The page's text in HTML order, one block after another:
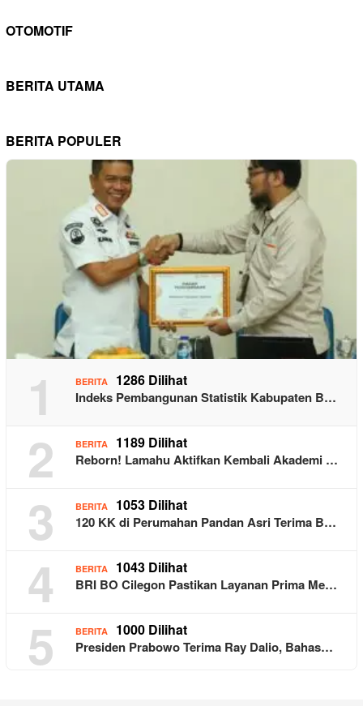
OTOMOTIF
BERITA UTAMA
BERITA POPULER
1 BERITA 1286 Dilihat
Indeks Pembangunan Statistik Kabupaten B…
2 BERITA 1189 Dilihat
Reborn! Lamahu Aktifkan Kembali Akademi …
3 BERITA 1053 Dilihat
120 KK di Perumahan Pandan Asri Terima B…
4 BERITA 1043 Dilihat
BRI BO Cilegon Pastikan Layanan Prima Me…
5 BERITA 1000 Dilihat
Presiden Prabowo Terima Ray Dalio, Bahas…